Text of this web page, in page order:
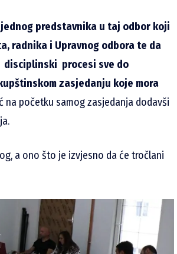
predstavnika u taj odbor koji
radnika i Upravnog odbora te da
disciplinski procesi sve do
zasjedanju koje mora
na početku samog zasjedanja dodavši
a ono što je izvjesno da će tročlani